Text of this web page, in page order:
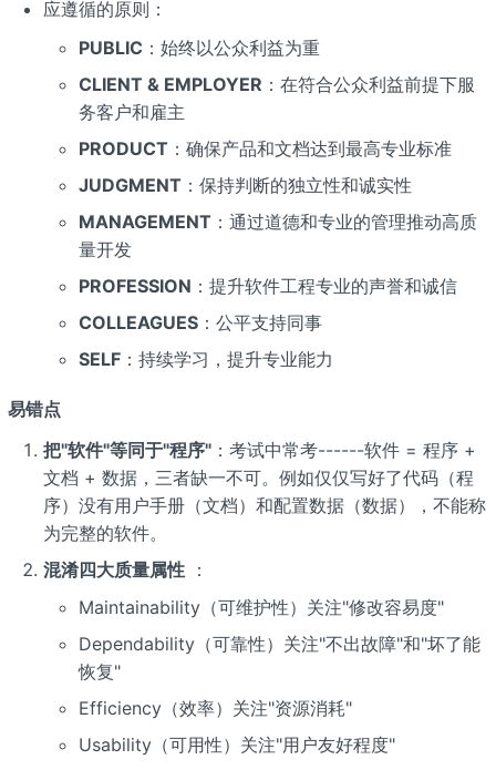
应遵循的原则：
PUBLIC ：始终以公众利益为重
CLIENT & EMPLOYER ：在符合公众利益前提下服
务客户和雇主
PRODUCT ：确保产品和文档达到最高专业标准
JUDGMENT ：保持判断的独立性和诚实性
MANAGEMENT ：通过道德和专业的管理推动高质
量开发
PROFESSION ：提升软件工程专业的声誉和诚信
COLLEAGUES：公平支持同事
SELF：持续学习，提升专业能力
易错点
把"软件"等同于"程序"：考试中常考------软件 = 程序 +
文档 + 数据，三者缺一不可。例如仅仅写好了代码（程
序）没有用户手册（文档）和配置数据（数据），不能称
为完整的软件。
混淆四大质量属性：
Maintainability（可维护性）关注"修改容易度"
Dependability（可靠性）关注"不出故障"和"坏了能
恢复"
Efficiency（效率）关注"资源消耗"
Usability（可用性）关注"用户友好程度"